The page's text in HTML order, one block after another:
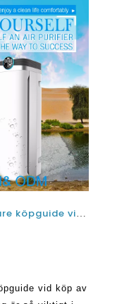
Tips för bästa porslinet luftrenare köpguide vid köp de bästa porslin luftrenare
vid köp av